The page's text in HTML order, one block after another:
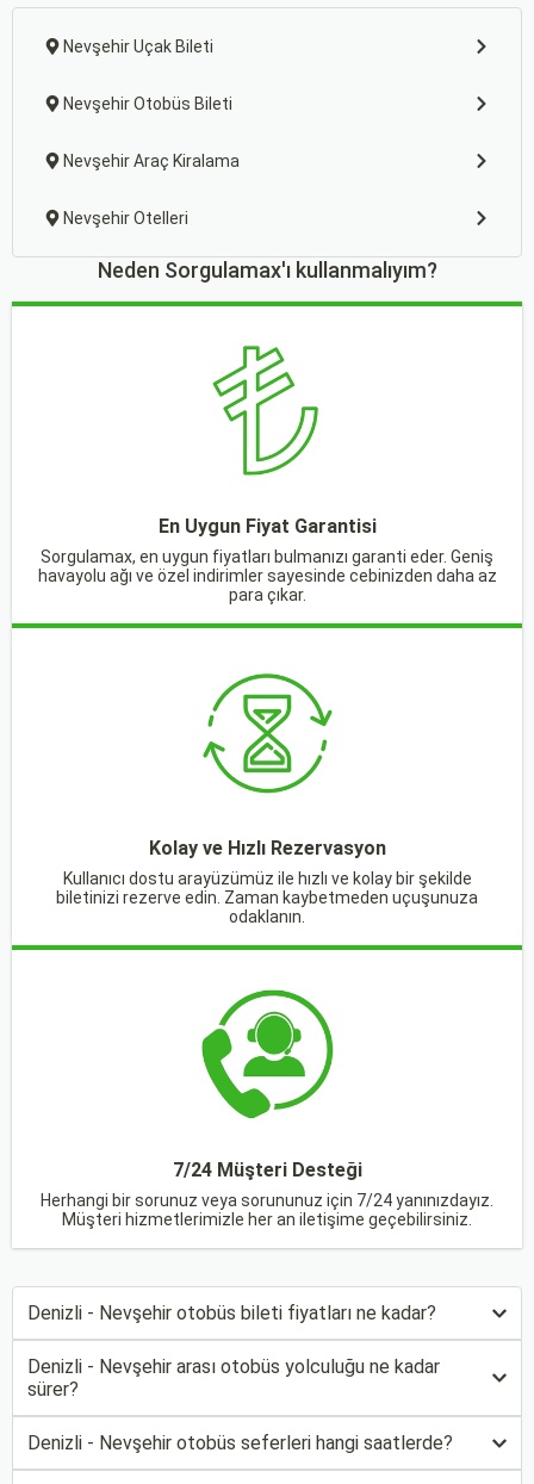
Nevşehir Uçak Bileti
Nevşehir Otobüs Bileti
Nevşehir Araç Kiralama
Nevşehir Otelleri
Neden Sorgulamax'ı kullanmalıyım?
En Uygun Fiyat Garantisi
Sorgulamax, en uygun fiyatları bulmanızı garanti eder. Geniş
havayolu ağı ve özel indirimler sayesinde cebinizden daha az
para çıkar.
Kolay ve Hızlı Rezervasyon
Kullanıcı dostu arayüzümüz ile hızlı ve kolay bir şekilde
biletinizi rezerve edin. Zaman kaybetmeden uçuşunuza
odaklanın.
7/24 Müşteri Desteği
Herhangi bir sorunuz veya sorununuz için 7/24 yanınızdayız.
Müşteri hizmetlerimizle her an iletişime geçebilirsiniz.
Denizli - Nevşehir otobüs bileti fiyatları ne kadar?
Denizli - Nevşehir arası otobüs yolculuğu ne kadar
sürer?
Denizli - Nevşehir otobüs seferleri hangi saatlerde?